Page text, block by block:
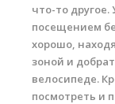
что-то
посещением
хорошо,
зоной и
велосипеде.
посмотреть и